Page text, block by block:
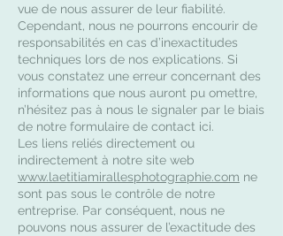
vue de nous assurer de leur fiabilité.
Cependant, nous ne pourrons encourir de
responsabilités en cas d’inexactitudes
techniques lors de nos explications. Si
vous constatez une erreur concernant des
informations que nous auront pu omettre,
n’hésitez pas à nous le signaler par le biais
de notre formulaire de contact ici.
Les liens reliés directement ou
indirectement à notre site web
www.laetitiamirallesphotographie.com ne
sont pas sous le contrôle de notre
entreprise. Par conséquent, nous ne
pouvons nous assurer de l’exactitude des